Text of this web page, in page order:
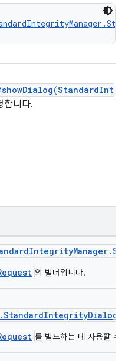
합니다.
의 빌더입니다.
를 빌드하는 데 사용할 수